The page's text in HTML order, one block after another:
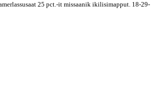
25 pct.-it missaanik ikilisimapput. 18-29-